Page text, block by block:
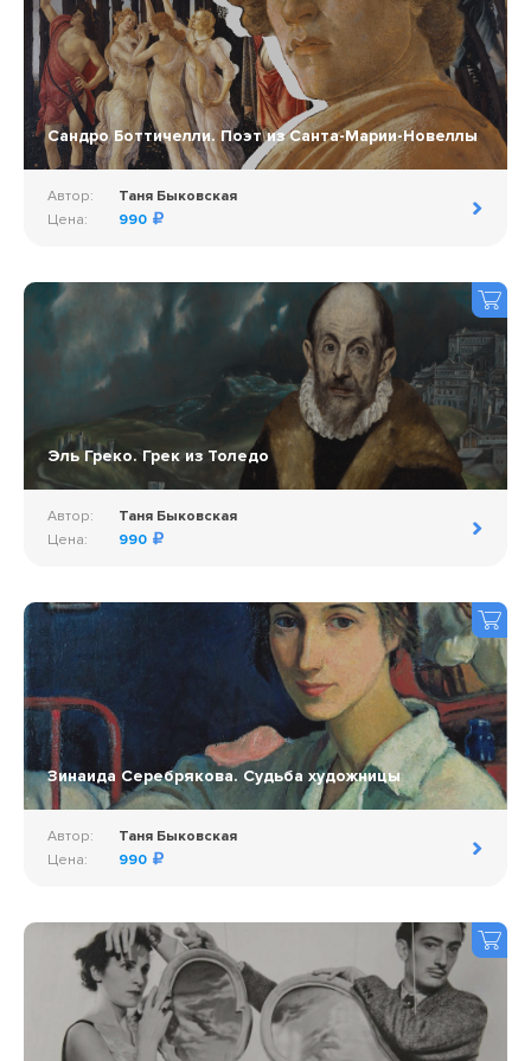
Сандро Боттичелли. Поэт из Санта-Марии-Новеллы
Автор:
Таня Быковская
Цена:
990
Эль Греко. Грек из Толедо
Автор:
Таня Быковская
Цена:
990
Зинаида Серебрякова. Судьба художницы
Автор:
Таня Быковская
Цена:
990